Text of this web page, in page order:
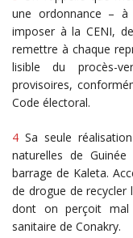
une ordonnance –
imposer à la CENI,
remettre à chaque
lisible du procès-
provisoires,
Code électoral.
4 Sa seule
naturelles de
barrage de Kaleta.
de drogue de recycler
dont on perçoit mal
sanitaire de Conakry.